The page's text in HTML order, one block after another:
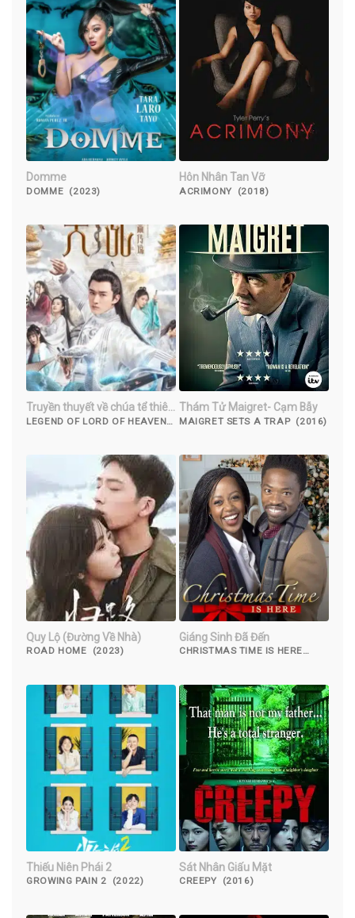
Domme
DOMME (2023)
Hôn Nhân Tan Vỡ
ACRIMONY (2018)
Truyền thuyết về chúa tể thiên
đường
LEGEND OF LORD OF HEAVEN
Thám Tử Maigret- Cạm Bẫy
MAIGRET SETS A TRAP (2016)
Quy Lộ (Đường Về Nhà)
ROAD HOME (2023)
Giáng Sinh Đã Đến
CHRISTMAS TIME IS HERE
Thiếu Niên Phái 2
GROWING PAIN 2 (2022)
Sát Nhân Giấu Mặt
CREEPY (2016)